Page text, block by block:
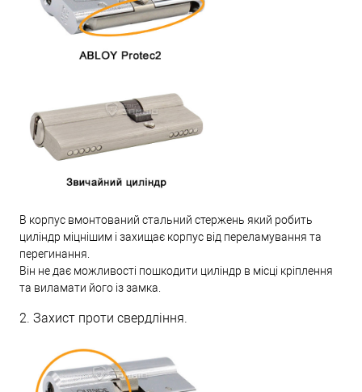
В корпус вмонтований стальний стержень який робить
циліндр міцнішим і захищає корпус від переламування та
перегинання.
Він не дає можливості пошкодити циліндр в місці кріплення
та виламати його із замка.
2. Захист проти свердління.